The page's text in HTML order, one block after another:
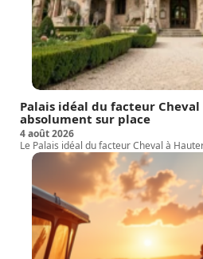
Palais idéal du facteur
absolument sur place
4 août 2026
Le Palais idéal du facteur Cheval à